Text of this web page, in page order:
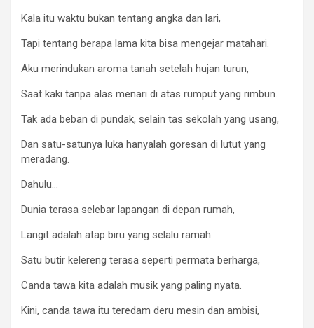
Kala itu waktu bukan tentang angka dan lari,
Tapi tentang berapa lama kita bisa mengejar matahari.
Aku merindukan aroma tanah setelah hujan turun,
Saat kaki tanpa alas menari di atas rumput yang rimbun.
Tak ada beban di pundak, selain tas sekolah yang usang,
Dan satu-satunya luka hanyalah goresan di lutut yang
meradang.
Dahulu…
Dunia terasa selebar lapangan di depan rumah,
Langit adalah atap biru yang selalu ramah.
Satu butir kelereng terasa seperti permata berharga,
Canda tawa kita adalah musik yang paling nyata.
Kini, canda tawa itu teredam deru mesin dan ambisi,